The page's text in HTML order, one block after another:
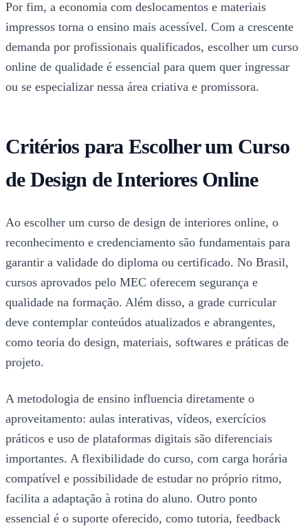
Por fim, a economia com deslocamentos e materiais
impressos torna o ensino mais acessível. Com a crescente
demanda por profissionais qualificados, escolher um curso
online de qualidade é essencial para quem quer ingressar
ou se especializar nessa área criativa e promissora.
Critérios para Escolher um Curso
de Design de Interiores Online
Ao escolher um curso de design de interiores online, o
reconhecimento e credenciamento são fundamentais para
garantir a validade do diploma ou certificado. No Brasil,
cursos aprovados pelo MEC oferecem segurança e
qualidade na formação. Além disso, a grade curricular
deve contemplar conteúdos atualizados e abrangentes,
como teoria do design, materiais, softwares e práticas de
projeto.
A metodologia de ensino influencia diretamente o
aproveitamento: aulas interativas, vídeos, exercícios
práticos e uso de plataformas digitais são diferenciais
importantes. A flexibilidade do curso, com carga horária
compatível e possibilidade de estudar no próprio ritmo,
facilita a adaptação à rotina do aluno. Outro ponto
essencial é o suporte oferecido, como tutoria, feedback